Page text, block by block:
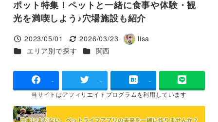
ポット特集！ペットと一緒に食事や体験・観
光を満喫しよう♪穴場施設も紹介
投稿日
2023/05/01
更新日
2026/03/23
著
lisa
カテゴリー
エリア別で探す カテゴリー
関西
- - -
当サイトはアフィリエイトプログラムを利用しています